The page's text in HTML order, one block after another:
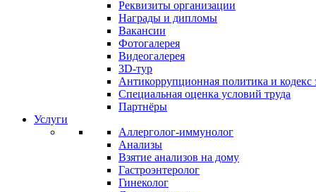
Реквизиты организации
Награды и дипломы
Вакансии
Фотогалерея
Видеогалерея
3D-тур
Антикоррупционная политика и кодекс
Специальная оценка условий труда
Партнёры
Услуги
Аллерголог-иммунолог
Анализы
Взятие анализов на дому
Гастроэнтеролог
Гинеколог